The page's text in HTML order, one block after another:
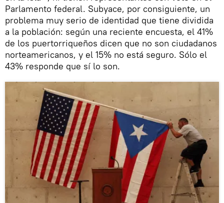
Parlamento federal. Subyace, por consiguiente, un
problema muy serio de identidad que tiene dividida
a la población: según una reciente encuesta, el 41%
de los puertorriqueños dicen que no son ciudadanos
norteamericanos, y el 15% no está seguro. Sólo el
43% responde que sí lo son.